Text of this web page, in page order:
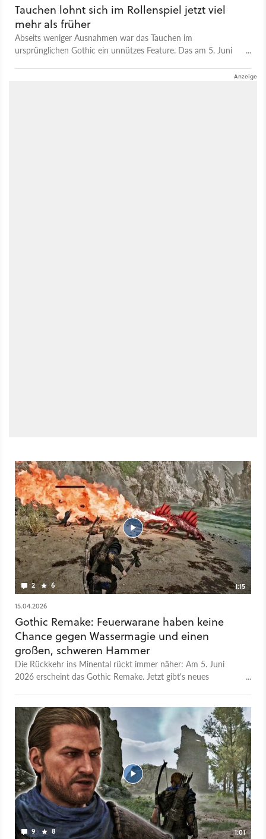
Tauchen lohnt sich im Rollenspiel jetzt viel
mehr als früher
Abseits weniger Ausnahmen war das Tauchen im
ursprünglichen Gothic ein unnützes Feature. Das am 5. Juni
diesen Bereich um und verleiht dem Minental eine neue Tiefe
2 6
1:15
15.04.2026
Gothic Remake: Feuerwarane haben keine
Chance gegen Wassermagie und einen
großen, schweren Hammer
Die Rückkehr ins Minental rückt immer näher: Am 5. Juni
2026 erscheint das Gothic Remake. Jetzt gibt's neues
Wert darauf, dass sich das Spielgefühl trotz der modernen
Technik echt anfühlt. Das Kampfsystem wurde zwar
modernisiert, wirkt aber immer noch etwas unbeholfen. Mit
über 50 Stunden Spielzeit, neuen Quests und frischen Arealen
soll das Remake auch absolute Gothic-Experten noch
überraschen.
9 8
1:01